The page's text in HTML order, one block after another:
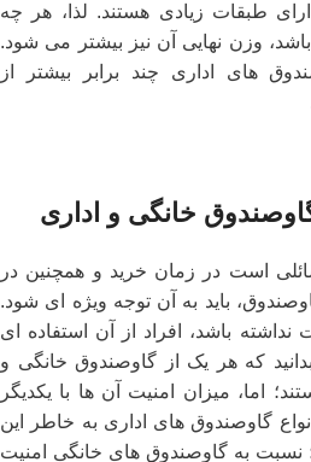
طبقات زیادی هستند. لذا، هر چه
وزن نهایی آن نیز بیشتر می شود.
های اداری چند برابر بیشتر از
است در زمان خرید و همچنین در
باید به آن توجه ویژه ای شود.
نداشته باشد، افراد از آن استفاده ای
که هر یک از گاوصندوق خانگی و
اما، میزان امنیت آن ها با یکدیگر
گاوصندوق‌ های اداری به خاطر این
نسبت به گاوصندوق ‌های خانگی امنیت